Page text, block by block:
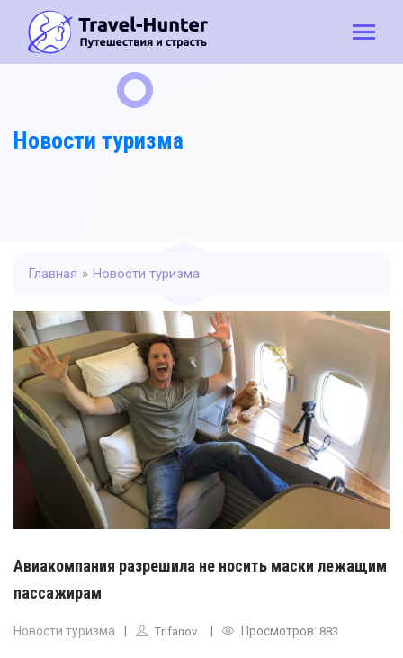
Новости туризма
Главная » Новости туризма
Авиакомпания разрешила не носить маски лежащим
пассажирам
Новости туризма Trifanov Просмотров: 883